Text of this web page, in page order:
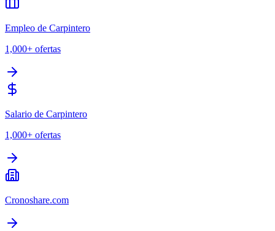
Empleo de Carpintero
1,000+ ofertas
Salario de Carpintero
1,000+ ofertas
Cronoshare.com